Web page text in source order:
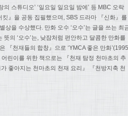
스튜디오’ ‘일요일 일요일 밤에’ 등 MBC 오락
』을 공동 집필했으며, SBS 드라마 『신화』를
을 수상했다. 만화 오수 ‘오수’는 글을 쓰는 최
의 ‘오수’는, 낮잠처럼 편안하고 달콤한 만화를
『천재들의 합창』으로 ‘YMCA 좋은 만화’(1995
린이를 위한 책으로는 『천재 탐정 천마초의 추
좋아지는 천마초의 천재 요리』 『천방지축 천